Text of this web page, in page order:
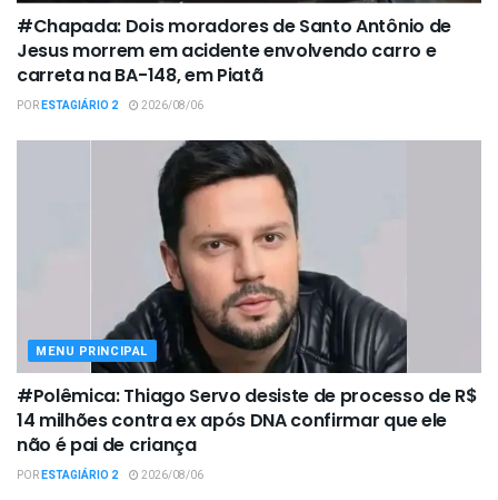
#Chapada: Dois moradores de Santo Antônio de
Jesus morrem em acidente envolvendo carro e
carreta na BA-148, em Piatã
PORESTAGIÁRIO 2 2026/08/06
MENU PRINCIPAL
#Polêmica: Thiago Servo desiste de processo de R$
14 milhões contra ex após DNA confirmar que ele
não é pai de criança
PORESTAGIÁRIO 2 2026/08/06